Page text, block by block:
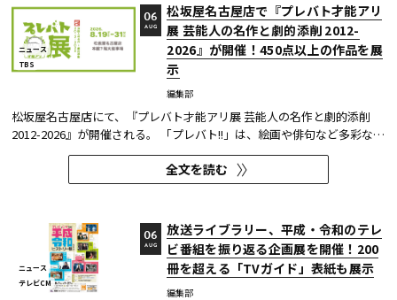
ニュース
TBS
松坂屋名古屋店で『プレバト才能アリ
展 芸能人の名作と劇的添削 2012-
2026』が開催！450点以上の作品を展
示
編集部
06
AUG
松坂屋名古屋店にて、『プレバト才能アリ展 芸能人の名作と劇的添削
2012-2026』が開催される。 「プレバト!!」は、絵画や俳句など多彩な芸
術ジャンルに芸能人が挑戦し、その作品を超一流の講師陣が才能アリ/ナ
シで厳しく査定する教養バラエティー番組だ。 本展では、定番ジャンル
の俳句・水彩画から、大漁旗や黒板アートといった巨大作品...
全文を読む
ニュース
テレビCM
放送ライブラリー、平成・令和のテレ
ビ番組を振り返る企画展を開催！200
冊を超える「TVガイド」表紙も展示
編集部
06
AUG